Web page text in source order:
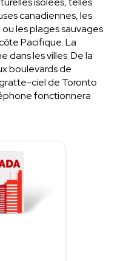
canadiennes, les
les plages sauvages
Pacifique. La
dans les villes. De la
boulevards de
ciel de Toronto
fonctionnera